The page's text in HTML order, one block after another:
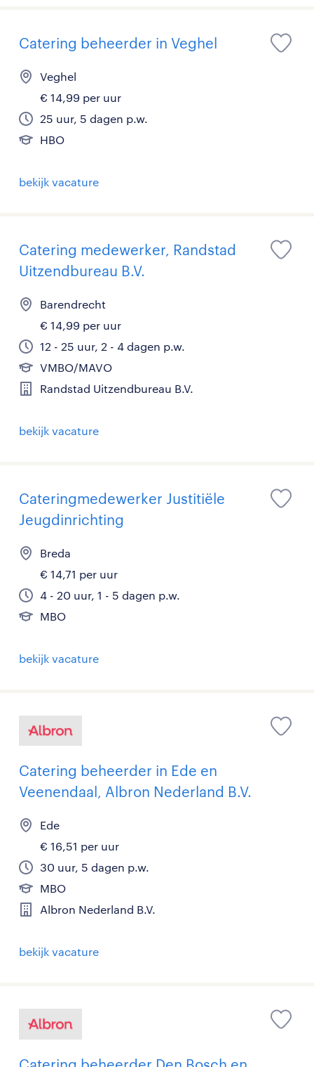
Catering beheerder in Veghel
Veghel
€ 14,99 per uur
25 uur, 5 dagen p.w.
HBO
bekijk vacature
Catering medewerker, Randstad
Uitzendbureau B.V.
Barendrecht
€ 14,99 per uur
12 - 25 uur, 2 - 4 dagen p.w.
VMBO/MAVO
Randstad Uitzendbureau B.V.
bekijk vacature
Cateringmedewerker Justitiële
Jeugdinrichting
Breda
€ 14,71 per uur
4 - 20 uur, 1 - 5 dagen p.w.
MBO
bekijk vacature
Catering beheerder in Ede en
Veenendaal, Albron Nederland B.V.
Ede
€ 16,51 per uur
30 uur, 5 dagen p.w.
MBO
Albron Nederland B.V.
bekijk vacature